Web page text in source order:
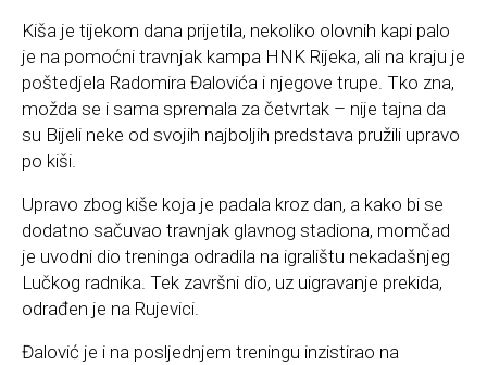
Kiša je tijekom dana prijetila, nekoliko olovnih kapi palo
je na pomoćni travnjak kampa HNK Rijeka, ali na kraju je
poštedjela Radomira Đalovića i njegove trupe. Tko zna,
možda se i sama spremala za četvrtak – nije tajna da
su Bijeli neke od svojih najboljih predstava pružili upravo
po kiši.
Upravo zbog kiše koja je padala kroz dan, a kako bi se
dodatno sačuvao travnjak glavnog stadiona, momčad
je uvodni dio treninga odradila na igralištu nekadašnjeg
Lučkog radnika. Tek završni dio, uz uigravanje prekida,
odrađen je na Rujevici.
Đalović je i na posljednjem treningu inzistirao na